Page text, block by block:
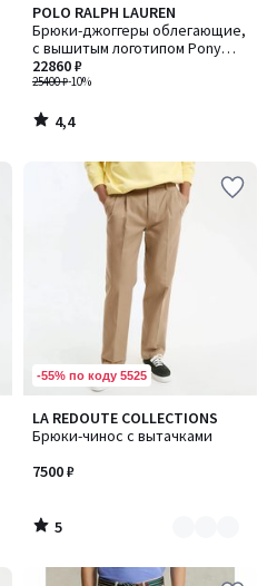
POLO RALPH LAUREN
Брюки-джоггеры облегающие,
с вышитым логотипом Pony
Player
25400 ₽-10%
22860 ₽
4,4
/ 5
4,4
/
-55% по коду 5525
LA REDOUTE COLLECTIONS
Брюки-чинос с вытачками
7500 ₽
5
/
Количество
цветов:
2
5
/